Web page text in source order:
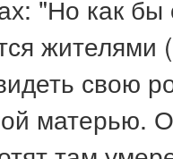
"Но как
свою
матерью.